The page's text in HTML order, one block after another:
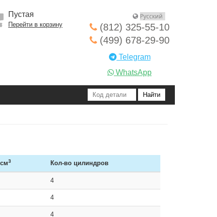
Пустая
Перейти в корзину
(812) 325-55-10
(499) 678-29-90
Telegram
WhatsApp
3 Кол-во цилиндров
4
4
4